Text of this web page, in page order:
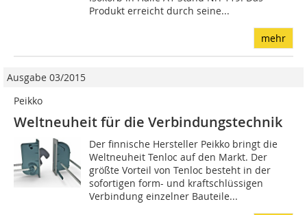
Produkt erreicht durch seine...
mehr
Ausgabe 03/2015
Peikko
Weltneuheit für die Verbindungstechnik
Der finnische Hersteller Peikko bringt die
Weltneuheit Tenloc auf den Markt. Der
größte Vorteil von Tenloc besteht in der
sofortigen form- und kraftschlüssigen
Verbindung einzelner Bauteile...